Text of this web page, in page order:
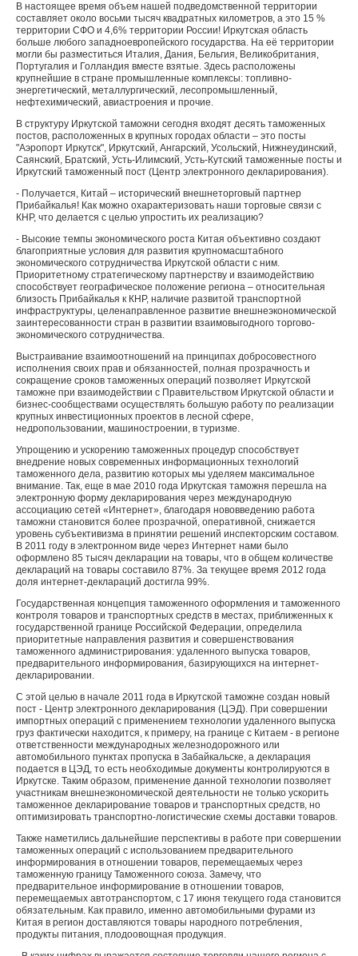
В настоящее время объем нашей подведомственной территории
составляет около восьми тысяч квадратных километров, а это 15 %
территории СФО и 4,6% территории России! Иркутская область
больше любого западноевропейского государства. На её территории
могли бы разместиться Италия, Дания, Бельгия, Великобритания,
Португалия и Голландия вместе взятые. Здесь расположены
крупнейшие в стране промышленные комплексы: топливно-
энергетический, металлургический, лесопромышленный,
нефтехимический, авиастроения и прочие.
В структуру Иркутской таможни сегодня входят десять таможенных
постов, расположенных в крупных городах области – это посты
"Аэропорт Иркутск", Иркутский, Ангарский, Усольский, Нижнеудинский,
Саянский, Братский, Усть-Илимский, Усть-Кутский таможенные посты и
Иркутский таможенный пост (Центр электронного декларирования).
- Получается, Китай – исторический внешнеторговый партнер
Прибайкалья! Как можно охарактеризовать наши торговые связи с
КНР, что делается с целью упростить их реализацию?
- Высокие темпы экономического роста Китая объективно создают
благоприятные условия для развития крупномасштабного
экономического сотрудничества Иркутской области с ним.
Приоритетному стратегическому партнерству и взаимодействию
способствует географическое положение региона – относительная
близость Прибайкалья к КНР, наличие развитой транспортной
инфраструктуры, целенаправленное развитие внешнеэкономической
заинтересованности стран в развитии взаимовыгодного торгово-
экономического сотрудничества.
Выстраивание взаимоотношений на принципах добросовестного
исполнения своих прав и обязанностей, полная прозрачность и
сокращение сроков таможенных операций позволяет Иркутской
таможне при взаимодействии с Правительством Иркутской области и
бизнес-сообществами осуществлять большую работу по реализации
крупных инвестиционных проектов в лесной сфере,
недропользовании, машиностроении, в туризме.
Упрощению и ускорению таможенных процедур способствует
внедрение новых современных информационных технологий
таможенного дела, развитию которых мы уделяем максимальное
внимание. Так, еще в мае 2010 года Иркутская таможня перешла на
электронную форму декларирования через международную
ассоциацию сетей «Интернет», благодаря нововведению работа
таможни становится более прозрачной, оперативной, снижается
уровень субъективизма в принятии решений инспекторским составом.
В 2011 году в электронном виде через Интернет нами было
оформлено 85 тысяч декларации на товары, что в общем количестве
деклараций на товары составило 87%. За текущее время 2012 года
доля интернет-деклараций достигла 99%.
Государственная концепция таможенного оформления и таможенного
контроля товаров и транспортных средств в местах, приближенных к
государственной границе Российской Федерации, определила
приоритетные направления развития и совершенствования
таможенного администрирования: удаленного выпуска товаров,
предварительного информирования, базирующихся на интернет-
декларировании.
С этой целью в начале 2011 года в Иркутской таможне создан новый
пост - Центр электронного декларирования (ЦЭД). При совершении
импортных операций с применением технологии удаленного выпуска
груз фактически находится, к примеру, на границе с Китаем - в регионе
ответственности международных железнодорожного или
автомобильного пунктах пропуска в Забайкальске, а декларация
подается в ЦЭД, то есть необходимые документы контролируются в
Иркутске. Таким образом, применение данной технологии позволяет
участникам внешнеэкономической деятельности не только ускорить
таможенное декларирование товаров и транспортных средств, но
оптимизировать транспортно-логистические схемы доставки товаров.
Также наметились дальнейшие перспективы в работе при совершении
таможенных операций с использованием предварительного
информирования в отношении товаров, перемещаемых через
таможенную границу Таможенного союза. Замечу, что
предварительное информирование в отношении товаров,
перемещаемых автотранспортом, с 17 июня текущего года становится
обязательным. Как правило, именно автомобильными фурами из
Китая в регион доставляются товары народного потребления,
продукты питания, плодоовощная продукция.